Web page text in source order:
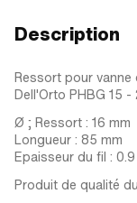
Description
Ressort pour
Dell'Orto PHBG 15 -
Ø ; Ressort : 16 mm
Longueur : 85 mm
Epaisseur du fil :
Produit de qualité